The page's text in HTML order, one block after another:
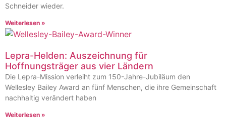
Schneider wieder.
Weiterlesen »
Lepra-Helden: Auszeichnung für
Hoffnungsträger aus vier Ländern
Die Lepra-Mission verleiht zum 150-Jahre-Jubiläum den
Wellesley Bailey Award an fünf Menschen, die ihre Gemeinschaft
nachhaltig verändert haben
Weiterlesen »